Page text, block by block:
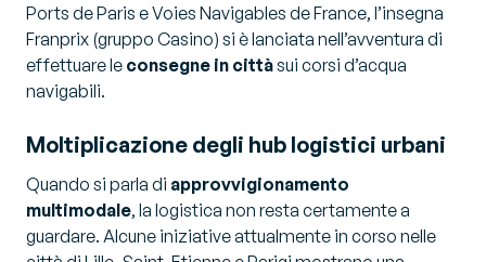
Ports de Paris e Voies Navigables de France, l’insegna
Franprix (gruppo Casino) si è lanciata nell’avventura di
effettuare le consegne in cittàsui corsi d’acqua
navigabili.
Moltiplicazione degli hub logistici urbani
Quando si parla di approvvigionamento
multimodale, la logistica non resta certamente a
guardare. Alcune iniziative attualmente in corso nelle